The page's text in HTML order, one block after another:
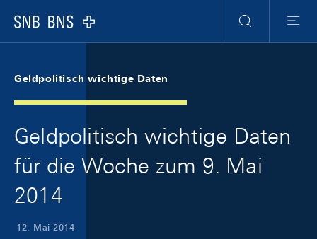
Logo
Suche
Menu
Geldpolitisch wichtige Daten
Geldpolitisch wichtige Daten
für die Woche zum 9. Mai
2014
12. Mai 2014